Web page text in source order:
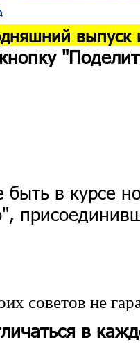
выпуск
в курсе
советов не
в